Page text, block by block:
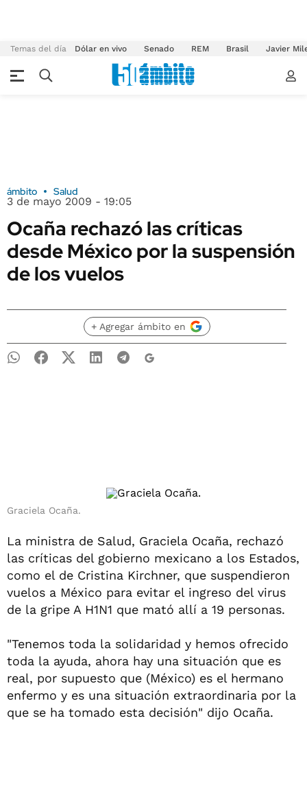
Temas del día Dólar en vivo Senado REM Brasil Javier
ámbito Salud
3 de mayo 2009 - 19:05
Ocaña rechazó las críticas
desde México por la suspensión
de los vuelos
+ Agregar ámbito en
Graciela Ocaña.
La ministra de Salud, Graciela Ocaña, rechazó
las críticas del gobierno mexicano a los Estados,
como el de Cristina Kirchner, que suspendieron
vuelos a México para evitar el ingreso del virus
de la gripe A H1N1 que mató allí a 19 personas.
"Tenemos toda la solidaridad y hemos ofrecido
toda la ayuda, ahora hay una situación que es
real, por supuesto que (México) es el hermano
enfermo y es una situación extraordinaria por la
que se ha tomado esta decisión" dijo Ocaña.